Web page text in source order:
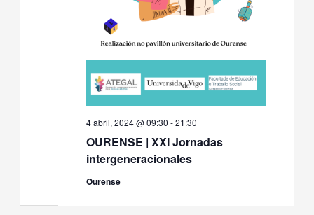
OURENSE | XXI Jornadas
intergeneracionales
4 abril, 2024 @ 09:30 -21:30
Ourense